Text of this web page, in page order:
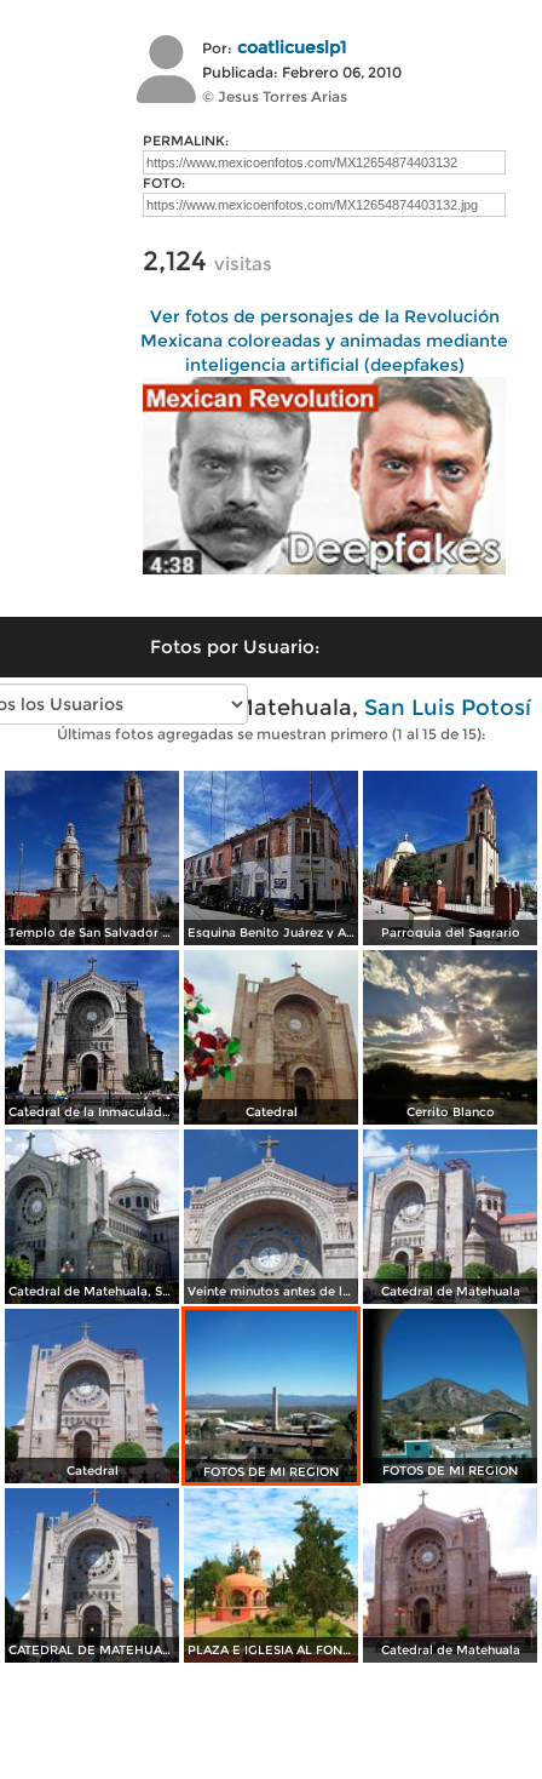
Por: coatlicueslp1
Publicada: Febrero 06, 2010
© Jesus Torres Arias
PERMALINK:
FOTO:
2,124 visitas
Ver fotos de personajes de la Revolución
Mexicana coloreadas y animadas mediante
inteligencia artificial (deepfakes)
Fotos por Usuario:
Fotos modernas de Matehuala, San Luis Potosí
Últimas fotos agregadas se muestran primero (1 al 15 de 15):
Templo de San Salvador de Horta Esquina Benito Juárez y Anastasio Bustamante Parroquia del Sagrario
Catedral de la Inmaculada Concepción. Catedral Cerrito Blanco
Catedral de Matehuala, San Luis potosí. 2006 Veinte minutos antes de las doce Catedral de Matehuala
Catedral FOTOS DE MI REGION FOTOS DE MI REGION
CATEDRAL DE MATEHUALA PLAZA E IGLESIA AL FONDO Catedral de Matehuala